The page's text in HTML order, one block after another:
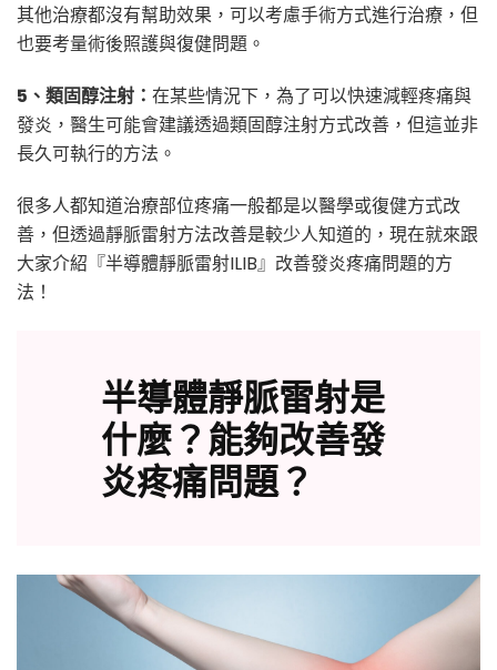
其他治療都沒有幫助效果，可以考慮手術方式進行治療，但
也要考量術後照護與復健問題。
5、類固醇注射： 在某些情況下，為了可以快速減輕疼痛與
發炎，醫生可能會建議透過類固醇注射方式改善，但這並非
長久可執行的方法。
很多人都知道治療部位疼痛一般都是以醫學或復健方式改
善，但透過靜脈雷射方法改善是較少人知道的，現在就來跟
大家介紹『半導體靜脈雷射ILIB』改善發炎疼痛問題的方
法！
半導體靜脈雷射是
什麼？能夠改善發
炎疼痛問題？